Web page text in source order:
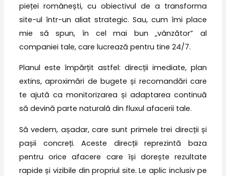
pieței românești, cu obiectivul de a transforma
site-ul într-un aliat strategic. Sau, cum îmi place
mie să spun, în cel mai bun „vânzător” al
companiei tale, care lucrează pentru tine 24/7.
Planul este împărțit astfel: direcții imediate, plan
extins, aproximări de bugete și recomandări care
te ajută ca monitorizarea și adaptarea continuă
să devină parte naturală din fluxul afacerii tale.
Să vedem, așadar, care sunt primele trei direcții și
pașii concreți. Aceste direcții reprezintă baza
pentru orice afacere care își dorește rezultate
rapide și vizibile din propriul site. Le aplic inclusiv pe